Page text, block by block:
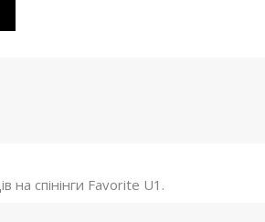
на спінінги Favorite U1.